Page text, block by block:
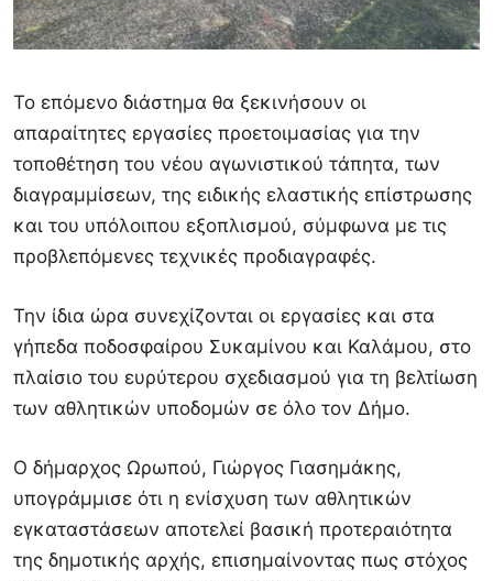
Το επόμενο διάστημα θα ξεκινήσουν οι
απαραίτητες εργασίες προετοιμασίας για την
τοποθέτηση του νέου αγωνιστικού τάπητα, των
διαγραμμίσεων, της ειδικής ελαστικής επίστρωσης
και του υπόλοιπου εξοπλισμού, σύμφωνα με τις
προβλεπόμενες τεχνικές προδιαγραφές.
Την ίδια ώρα συνεχίζονται οι εργασίες και στα
γήπεδα ποδοσφαίρου Συκαμίνου και Καλάμου, στο
πλαίσιο του ευρύτερου σχεδιασμού για τη βελτίωση
των αθλητικών υποδομών σε όλο τον Δήμο.
Ο δήμαρχος Ωρωπού, Γιώργος Γιασημάκης,
υπογράμμισε ότι η ενίσχυση των αθλητικών
εγκαταστάσεων αποτελεί βασική προτεραιότητα
της δημοτικής αρχής, επισημαίνοντας πως στόχος